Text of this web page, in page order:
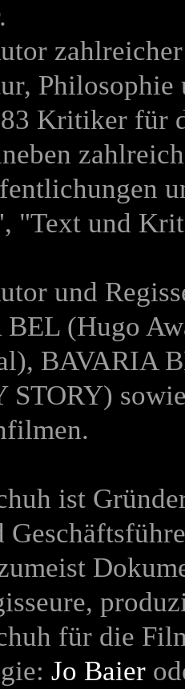
Philosophie
Kritiker für
"Text und
und
(Hugo
BAVARIA
STORY)
ist
für die
Jo Baier